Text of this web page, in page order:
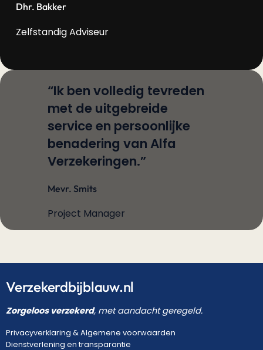
Dhr. Bakker
Zelfstandig Adviseur
“Ik ben volledig tevreden
met de uitgebreide
service en persoonlijke
benadering van Alfa
Verzekeringen.”
Mevr. Smits
Project Manager
Verzekerdbijblauw.nl
Zorgeloos verzekerd, met aandacht geregeld.
Privacyverklaring &Algemene voorwaarden
Dienstverlening en transparantie